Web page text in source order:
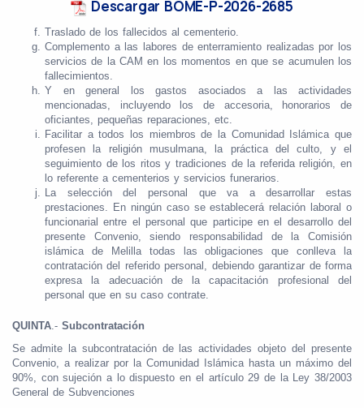
Descargar BOME-P-2026-2685
Traslado de los fallecidos al cementerio.
Complemento a las labores de enterramiento realizadas por los
servicios de la CAM en los momentos en que se acumulen los
fallecimientos.
Y en general los gastos asociados a las actividades
mencionadas, incluyendo los de accesoria, honorarios de
oficiantes, pequeñas reparaciones, etc.
Facilitar a todos los miembros de la Comunidad Islámica que
profesen la religión musulmana, la práctica del culto, y el
seguimiento de los ritos y tradiciones de la referida religión, en
lo referente a cementerios y servicios funerarios.
La selección del personal que va a desarrollar estas
prestaciones. En ningún caso se establecerá relación laboral o
funcionarial entre el personal que participe en el desarrollo del
presente Convenio, siendo responsabilidad de la Comisión
islámica de Melilla todas las obligaciones que conlleva la
contratación del referido personal, debiendo garantizar de forma
expresa la adecuación de la capacitación profesional del
personal que en su caso contrate.
QUINTA.- Subcontratación
Se admite la subcontratación de las actividades objeto del presente
Convenio, a realizar por la Comunidad Islámica hasta un máximo del
90%, con sujeción a lo dispuesto en el artículo 29 de la Ley 38/2003
General de Subvenciones